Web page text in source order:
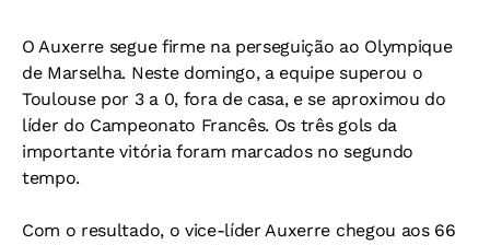
O Auxerre segue firme na perseguição ao Olympique
de Marselha. Neste domingo, a equipe superou o
Toulouse por 3 a 0, fora de casa, e se aproximou do
líder do Campeonato Francês. Os três gols da
importante vitória foram marcados no segundo
tempo.
Com o resultado, o vice-líder Auxerre chegou aos 66